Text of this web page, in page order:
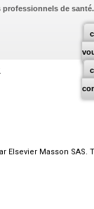
professionnels de santé.
Masson SAS.